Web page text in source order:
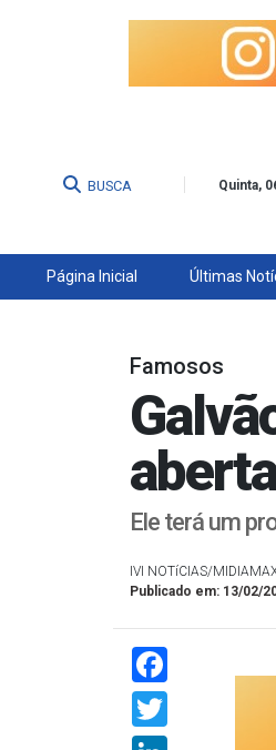
BUSCA Quinta,
Página Inicial Últimas
Famosos
aberta
Ele terá um
IVI NOTíCIAS/
Publicado em: 13/02/